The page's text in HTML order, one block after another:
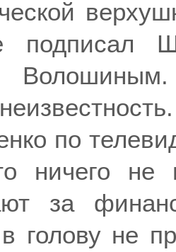
подписал
по
ничего не
за
голову не